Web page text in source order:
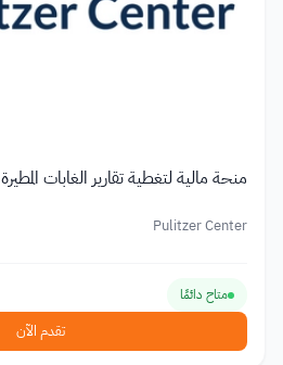
منحة مالية لتغطية تقارير الغابات المطيرة
Pulitzer Center
متاح دائمًا
تقدم الآن